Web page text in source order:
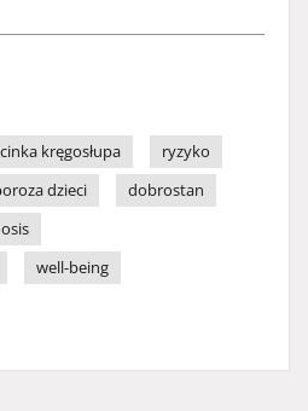
kręgosłupa
ryzyko
dzieci
dobrostan
well-being